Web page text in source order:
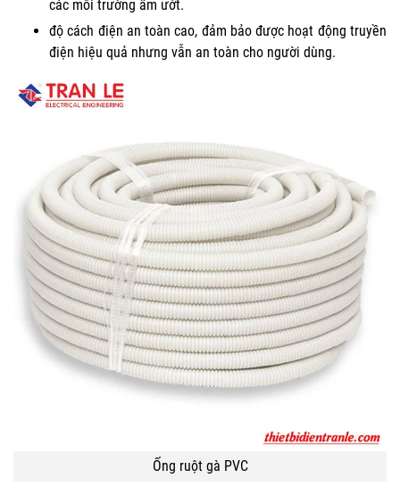
các môi trường ẩm ướt.
độ cách điện an toàn cao, đảm bảo được hoạt động truyền
điện hiệu quả nhưng vẫn an toàn cho người dùng.
Ống ruột gà PVC